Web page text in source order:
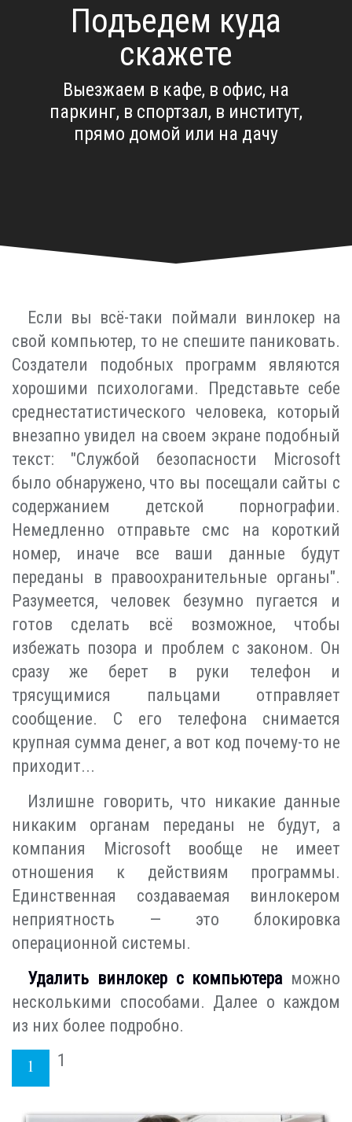
Подъедем куда
скажете
Выезжаем в кафе, в офис, на
паркинг, в спортзал, в институт,
прямо домой или на дачу
Если вы всё-таки поймали винлокер на
свой компьютер, то не спешите паниковать.
Создатели подобных программ являются
хорошими психологами. Представьте себе
среднестатистического человека, который
внезапно увидел на своем экране подобный
текст: "Службой безопасности Microsoft
было обнаружено, что вы посещали сайты с
содержанием детской порнографии.
Немедленно отправьте смс на короткий
номер, иначе все ваши данные будут
переданы в правоохранительные органы".
Разумеется, человек безумно пугается и
готов сделать всё возможное, чтобы
избежать позора и проблем с законом. Он
сразу же берет в руки телефон и
трясущимися пальцами отправляет
сообщение. С его телефона снимается
крупная сумма денег, а вот код почему-то не
приходит...
Излишне говорить, что никакие данные
никаким органам переданы не будут, а
компания Microsoft вообще не имеет
отношения к действиям программы.
Единственная создаваемая винлокером
неприятность — это блокировка
операционной системы.
Удалить винлокер с компьютера можно
несколькими способами. Далее о каждом
из них более подробно.
1